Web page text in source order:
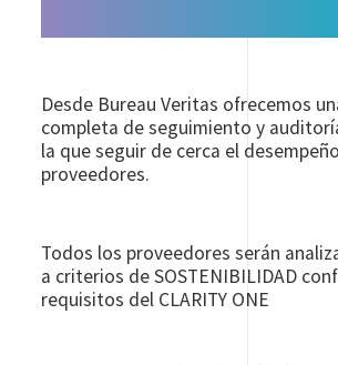
Desde Bureau Veritas ofrecemos
completa de seguimiento y
la que seguir de cerca el
proveedores.
Todos los proveedores serán
a criterios de SOSTENIBILIDAD
requisitos del CLARITY ONE